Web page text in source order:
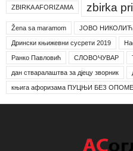
ZBIRKA AFORIZAMA zbirka
Žena sa maramom ЈОВО НИКОЛИЋ
Дрински књижевни сусрети 2019
Ранко Павловић СЛОВОЧУВАР
дан стваралаштва за дјецу зворник
књига афоризама ПУЦЊИ БЕЗ